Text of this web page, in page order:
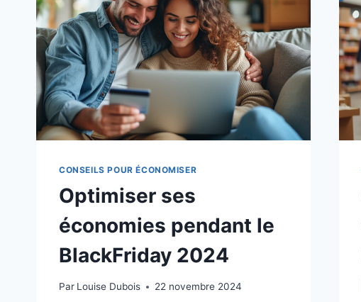
CONSEILS POUR ÉCONOMISER
Optimiser ses
économies pendant le
BlackFriday 2024
Par Louise Dubois 22 novembre 2024